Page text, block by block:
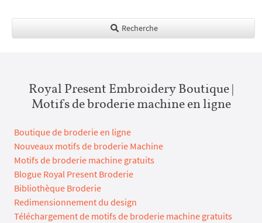
Recherche
Royal Present Embroidery Boutique |
Motifs de broderie machine en ligne
Boutique de broderie en ligne
Nouveaux motifs de broderie Machine
Motifs de broderie machine gratuits
Blogue Royal Present Broderie
Bibliothèque Broderie
Redimensionnement du design
Téléchargement de motifs de broderie machine gratuits